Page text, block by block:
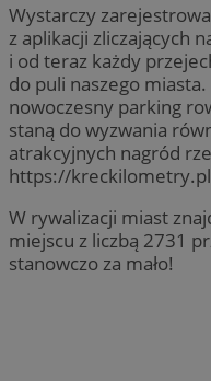
Wystarczy
z aplikacji zliczających
i od teraz każdy
do puli naszego
nowoczesny parking
staną do wyzwania
atrakcyjnych nagród
https://
W rywalizacji miast
miejscu z liczbą 2731
stanowczo za mało!